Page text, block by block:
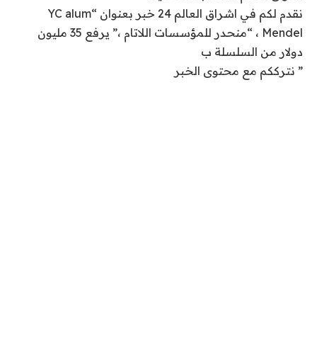
نقدم لكم في اشراق العالم 24 خبر بعنوان “YC alum
Mendel ، “منحدر للمؤسسات اللاتام ،” يرفع 35 مليون
دولار من السلسلة ب
” نترككم مع محتوى الخبر